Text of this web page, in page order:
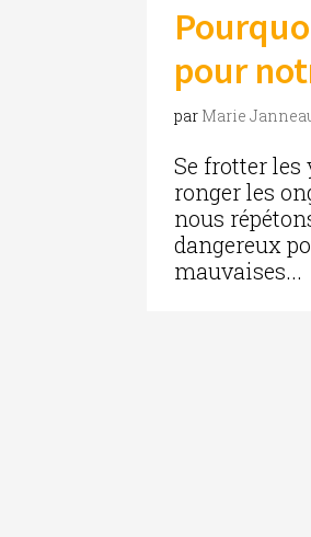
pour
par Marie
Se frotter les
ronger les
nous
dangereux
mauvaises...